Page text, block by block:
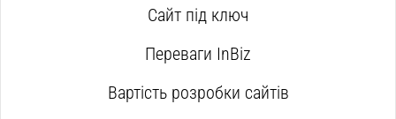
Сайт під ключ
Переваги InBiz
Вартість розробки сайтів